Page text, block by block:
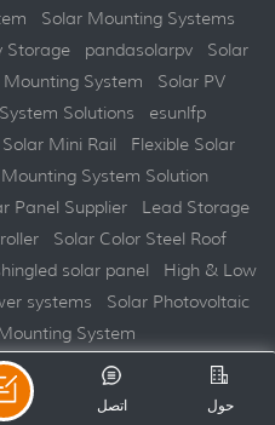
Solar Mounting Systems
Storage pandasolarpv
Solar
Mounting System
Solar PV
Solutions
esunlfp
Solar Mini Rail
Flexible Solar
System Solution
Panel Supplier
Lead Storage
Solar Color Steel Roof
solar panel
High & Low
systems
Solar Photovoltaic
System
حول اتصل